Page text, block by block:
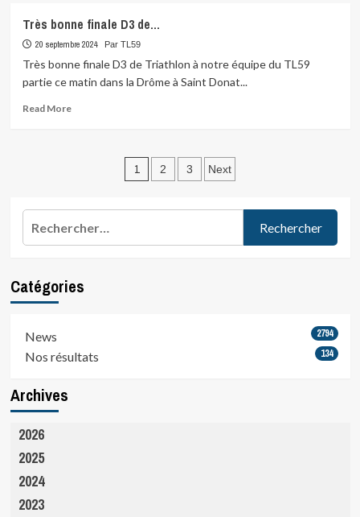
de
France
2024
Très bonne finale D3 de…
20 septembre 2024 Par TL59
Très bonne finale D3 de Triathlon à notre équipe du TL59
partie ce matin dans la Drôme à Saint Donat...
Read MoreRead
de…
Pagination
1 2 3 Next
Catégories
News 2794
Nos résultats 134
Archives
2026
2025
2024
2023